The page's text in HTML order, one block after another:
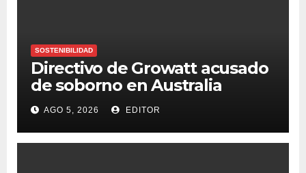
SOSTENIBILIDAD
Directivo de Growatt acusado
de soborno en Australia
AGO 5, 2026 EDITOR